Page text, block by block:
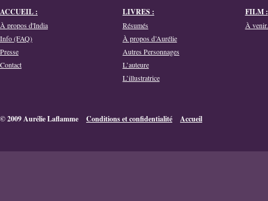
ACCUEIL :
À propos d'India
Info (FAQ)
Presse
Contact
LIVRES :
Résumés
À propos d’Aurélie
Autres Personnages
L’auteure
L’illustratrice
FILM :
À
© 2009 Aurélie Laflamme Conditions et confidentialité Accueil